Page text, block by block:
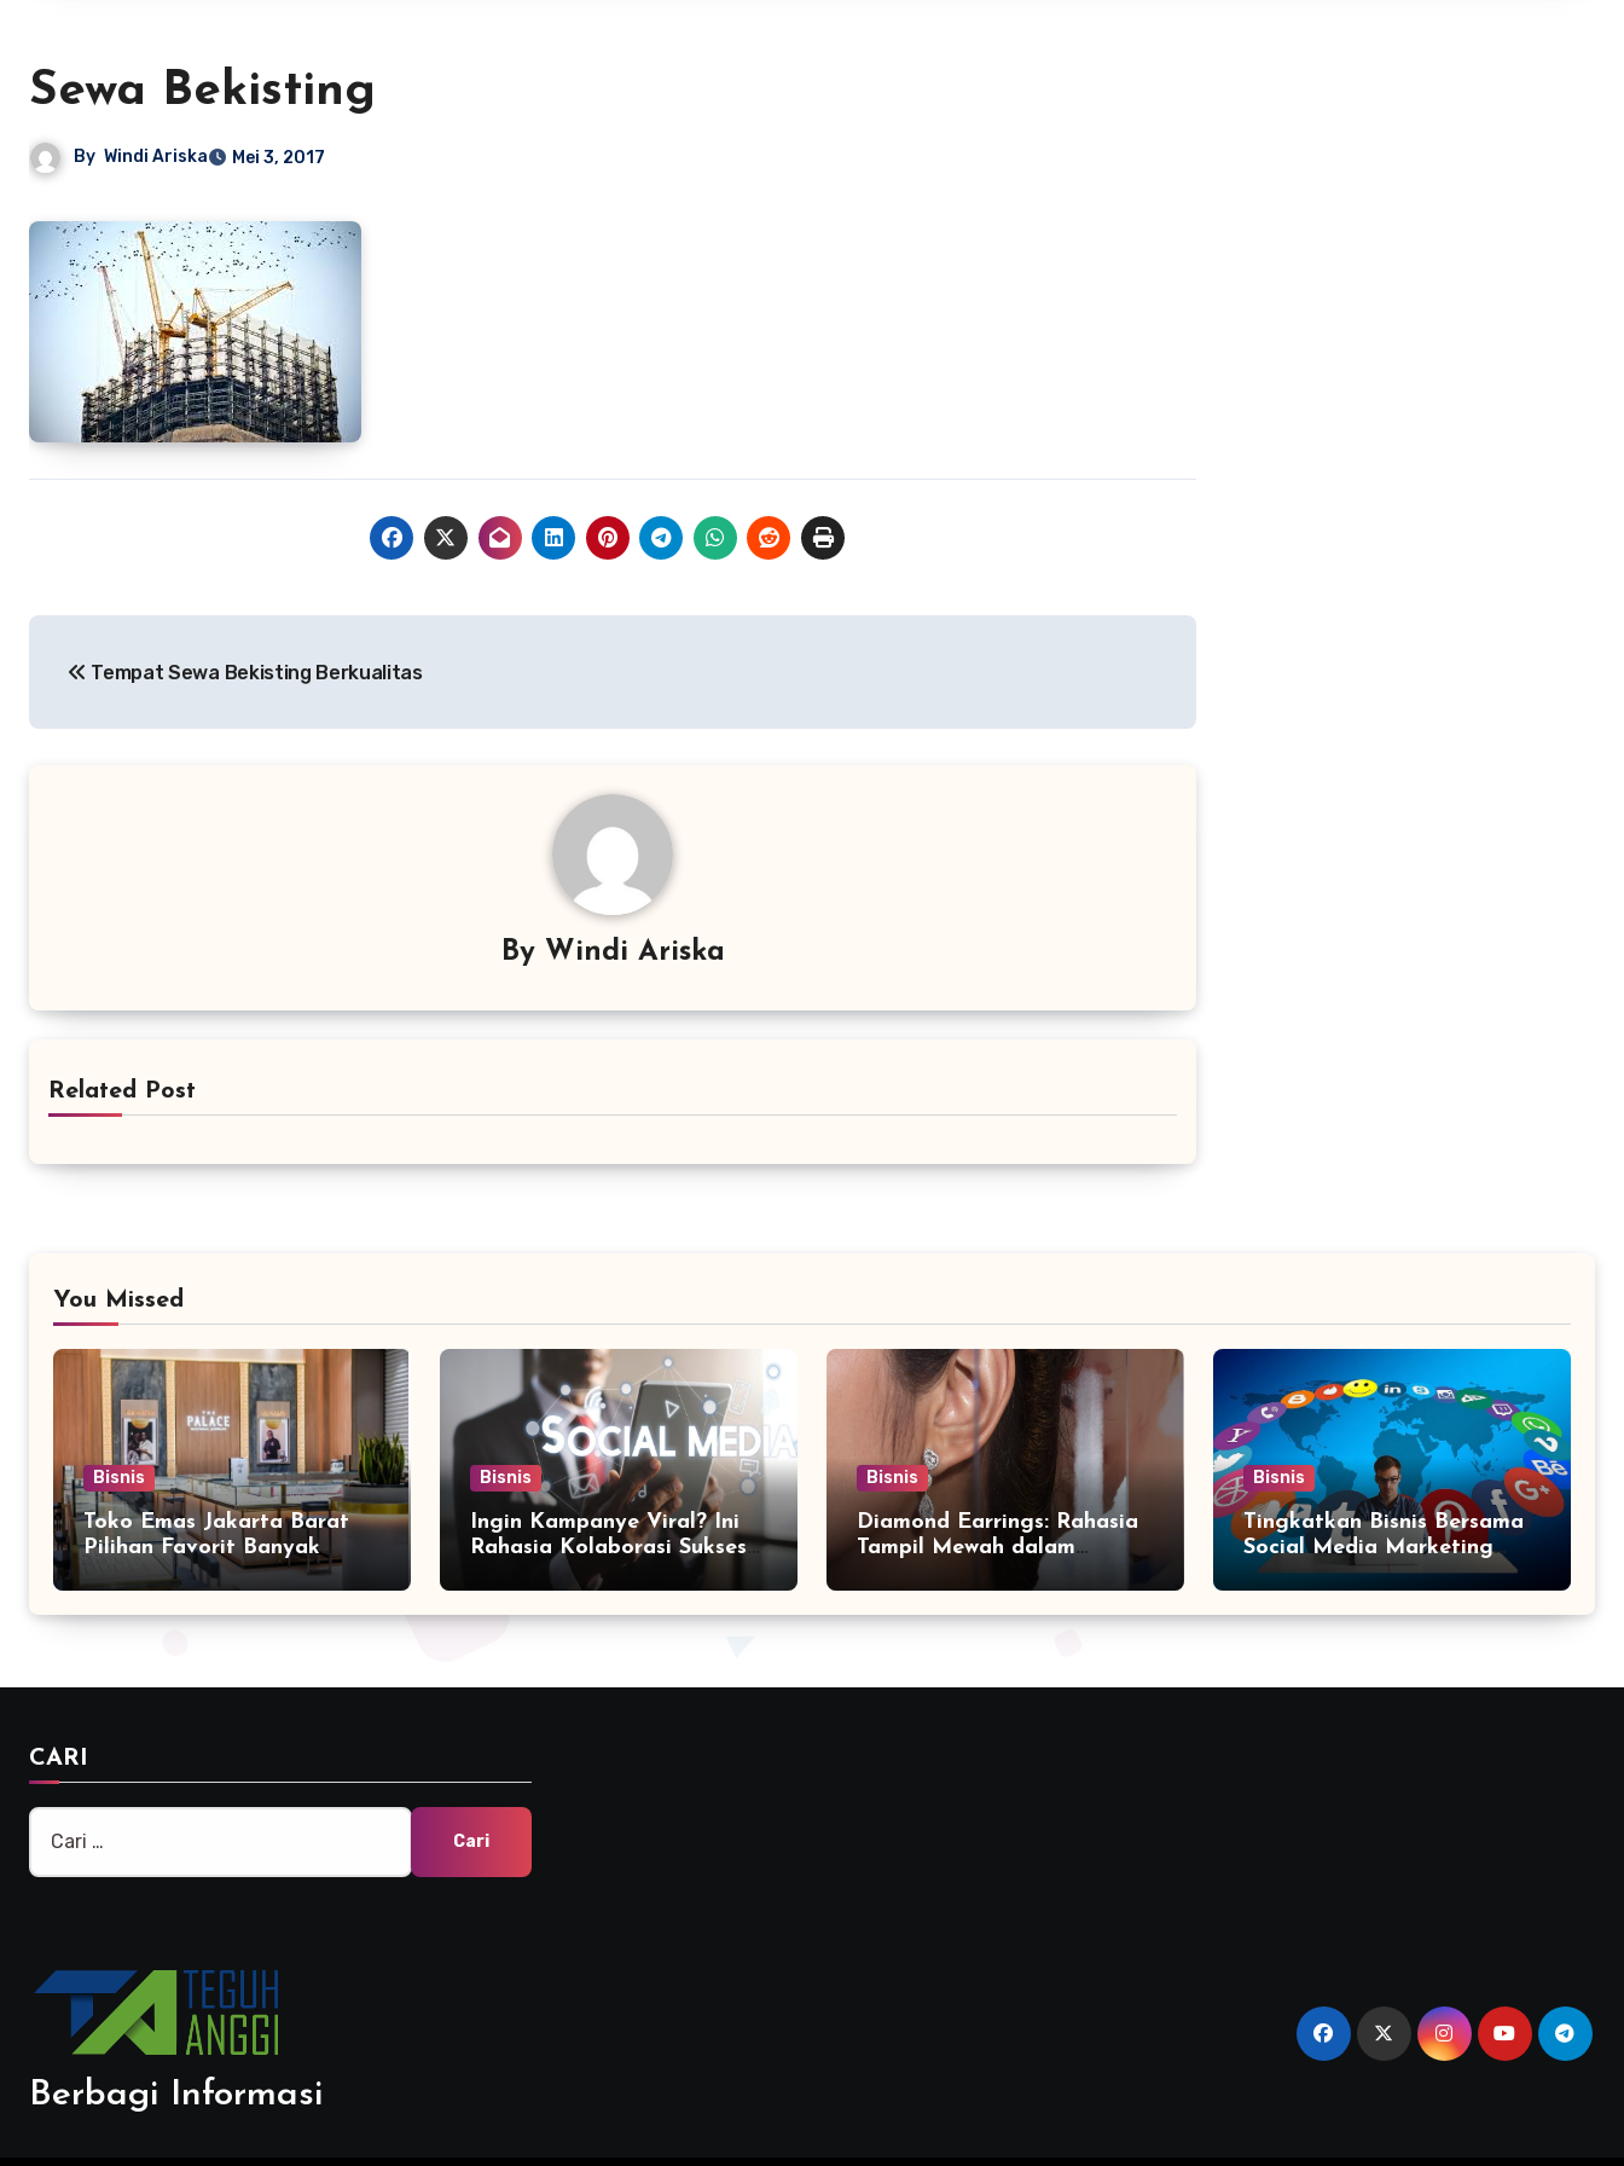
Sewa Bekisting
By Windi Ariska Mei 3, 2017
pos Tempat Sewa Bekisting Berkualitas
By Windi Ariska
Related Post
You Missed
Bisnis
Toko Emas Jakarta Barat
Pilihan Favorit Banyak
Bisnis
Ingin Kampanye Viral? Ini
Rahasia Kolaborasi Sukses
Bersama Social Media
Marketing Agency
Bisnis
Diamond Earrings: Rahasia
Tampil Mewah dalam
Sekejap yang Jarang
Diketahui
Bisnis
Tingkatkan Bisnis Bersama
Social Media Marketing
Agency
CARI
Cari
untuk:
Berbagi Informasi